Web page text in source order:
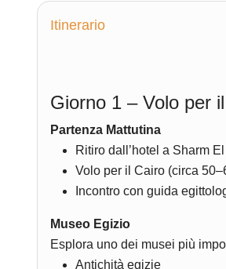
Itinerario
Giorno 1 – Volo per
Partenza Mattutina
Ritiro dall’hotel a Sharm
Volo per il Cairo (circa
Incontro con guida
Museo Egizio
Esplora uno dei musei più
Antichità egizie